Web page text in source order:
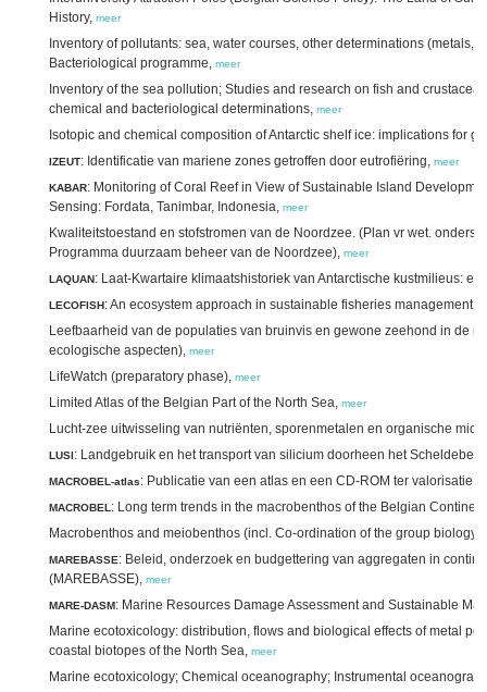
History, meer
Inventory of pollutants: sea, water courses, other determinations (metals,
Bacteriological programme, meer
Inventory of the sea pollution; Studies and research on fish and
chemical and bacteriological determinations, meer
Isotopic and chemical composition of Antarctic shelf ice: implications for
IZEUT: Identificatie van mariene zones getroffen door eutrofiëring, meer
KABAR: Monitoring of Coral Reef in View of Sustainable Island
Sensing: Fordata, Tanimbar, Indonesia, meer
Kwaliteitstoestand en stofstromen van de Noordzee. (Plan vr wet.
Programma duurzaam beheer van de Noordzee), meer
LAQUAN: Laat-Kwartaire klimaatshistoriek van Antarctische kustmilieus:
LECOFISH: An ecosystem approach in sustainable fisheries management
Leefbaarheid van de populaties van bruinvis en gewone zeehond in de
ecologische aspecten), meer
LifeWatch (preparatory phase), meer
Limited Atlas of the Belgian Part of the North Sea, meer
Lucht-zee uitwisseling van nutriënten, sporenmetalen en organische
LUSI: Landgebruik en het transport van silicium doorheen het
MACROBEL-atlas: Publicatie van een atlas en een CD-ROM ter valorisatie
MACROBEL : Long term trends in the macrobenthos of the Belgian
Macrobenthos and meiobenthos (incl. Co-ordination of the group biology),
MAREBASSE: Beleid, onderzoek en budgettering van aggregaten in
(MAREBASSE), meer
MARE-DASM: Marine Resources Damage Assessment and Sustainable
Marine ecotoxicology: distribution, flows and biological effects of metal
coastal biotopes of the North Sea, meer
Marine ecotoxicology; Chemical oceanography; Instrumental